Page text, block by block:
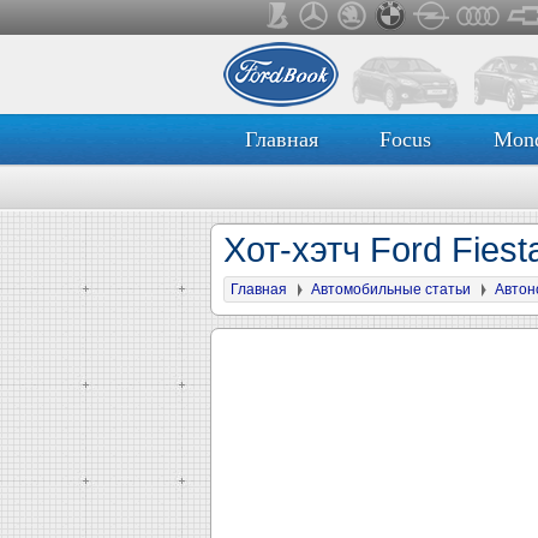
Главная Focus
Хот-хэтч Ford
Главная Автомобильные статьи